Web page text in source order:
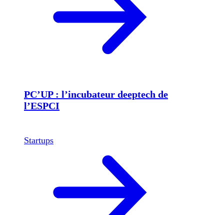
PC’UP : l’incubateur deeptech de
l’ESPCI
Startups